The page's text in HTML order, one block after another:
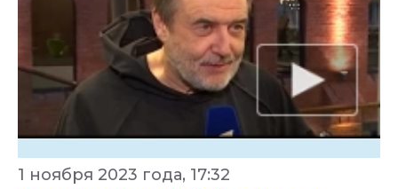
1 ноября 2023 года, 17:32